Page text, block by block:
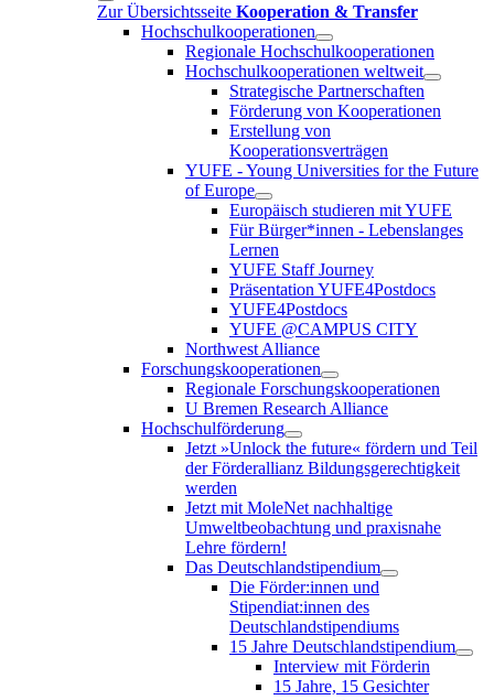
Zur Übersichtsseite Kooperation & Transfer
Hochschulkooperationen
Regionale Hochschulkooperationen
Hochschulkooperationen weltweit
Strategische Partnerschaften
Förderung von Kooperationen
Erstellung von
Kooperationsverträgen
YUFE - Young Universities for the Future
of Europe
Europäisch studieren mit YUFE
Für Bürger*innen - Lebenslanges
Lernen
YUFE Staff Journey
Präsentation YUFE4Postdocs
YUFE4Postdocs
YUFE @CAMPUS CITY
Northwest Alliance
Forschungskooperationen
Regionale Forschungskooperationen
U Bremen Research Alliance
Hochschulförderung
Jetzt »Unlock the future« fördern und Teil
der Förderallianz Bildungsgerechtigkeit
werden
Jetzt mit MoleNet nachhaltige
Umweltbeobachtung und praxisnahe
Lehre fördern!
Das Deutschlandstipendium
Die Förder:innen und
Stipendiat:innen des
Deutschlandstipendiums
15 Jahre Deutschlandstipendium
Interview mit Förderin
15 Jahre, 15 Gesichter